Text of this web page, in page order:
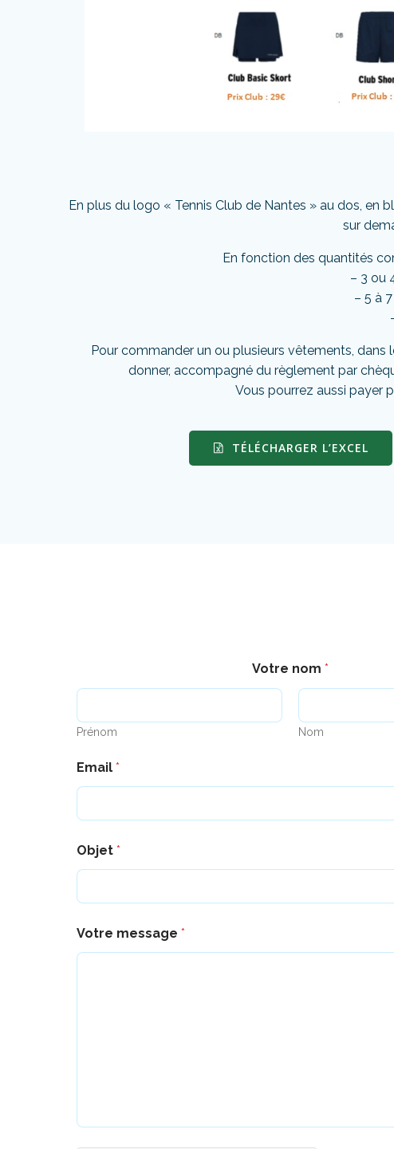
En plus du logo « Tennis Club de Nantes » au dos, en
sur
En fonction des quantités
– 3 ou
– 5 à
Pour commander un ou plusieurs vêtements,
donner, accompagné du règlement par
Vous pourrez aussi payer
TÉLÉCHARGER L’EXCEL
Votre nom *
Prénom Nom
Email *
Objet *
Votre message *